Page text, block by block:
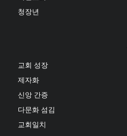
청장년
교회 성장
제자화
신앙 간증
다문화 섬김
교회일치